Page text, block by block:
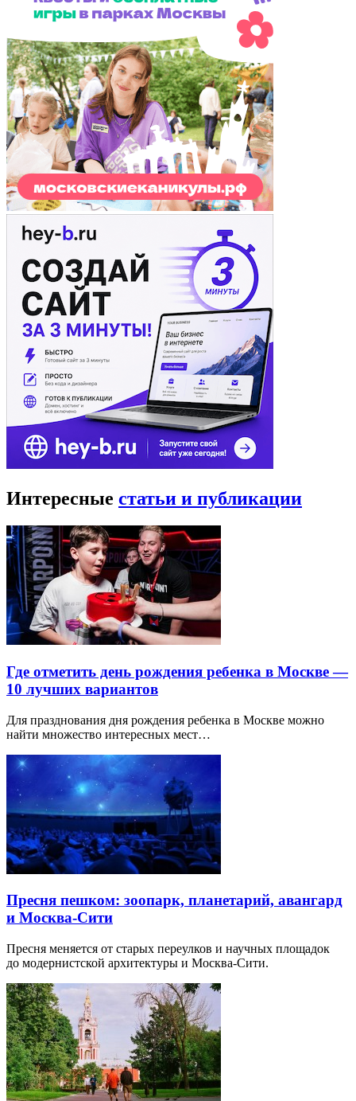
Интересные статьи и публикации
Где отметить день рождения ребенка в Москве —
10 лучших вариантов
Для празднования дня рождения ребенка в Москве можно
найти множество интересных мест…
Пресня пешком: зоопарк, планетарий, авангард
и Москва-Сити
Пресня меняется от старых переулков и научных площадок
до модернистской архитектуры и Москва-Сити.